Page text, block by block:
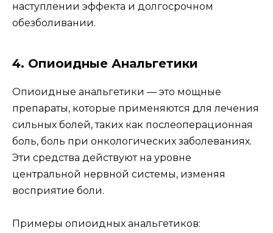
наступлении эффекта и долгосрочном
обезболивании.
4. Опиоидные Анальгетики
Опиоидные анальгетики — это мощные
препараты, которые применяются для лечения
сильных болей, таких как послеоперационная
боль, боль при онкологических заболеваниях.
Эти средства действуют на уровне
центральной нервной системы, изменяя
восприятие боли.
Примеры опиоидных анальгетиков: